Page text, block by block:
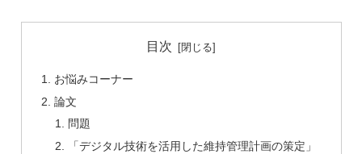
目次
お悩みコーナー
論文
問題
「デジタル技術を活用した維持管理計画の策定」